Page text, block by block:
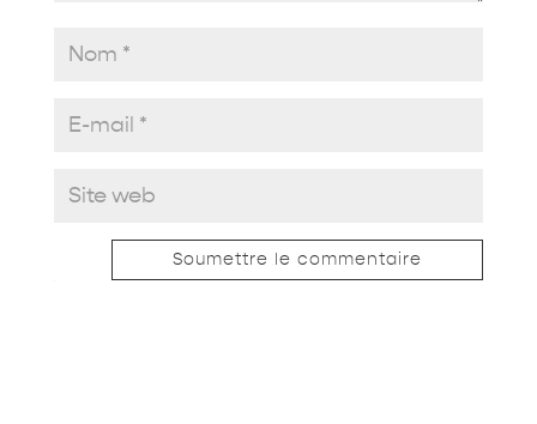
Soumettre le commentaire